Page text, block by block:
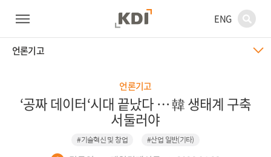
ENG
언론기고
언론기고
‘공짜 데이터‘시대 끝났다 … 韓 생태계 구축
서둘러야
#기술혁신 및 창업 #산업 일반(기타)